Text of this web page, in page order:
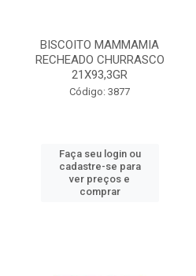
BISCOITO MAMMAMIA
RECHEADO CHURRASCO
21X93,3GR
Código: 3877
Faça seu login ou
cadastre-se para
ver preços e
comprar